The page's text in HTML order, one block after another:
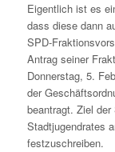
Eigentlich ist es
dass diese dann
SPD-
Antrag seiner
Donnerstag, 5.
der
beantragt. Ziel
Stadtjugendrates
festzuschreiben.